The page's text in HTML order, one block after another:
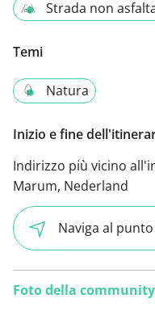
Strada non
Temi
Natura
Inizio e fine
Indirizzo più vicino
Marum, Nederland
Naviga al
Foto della community